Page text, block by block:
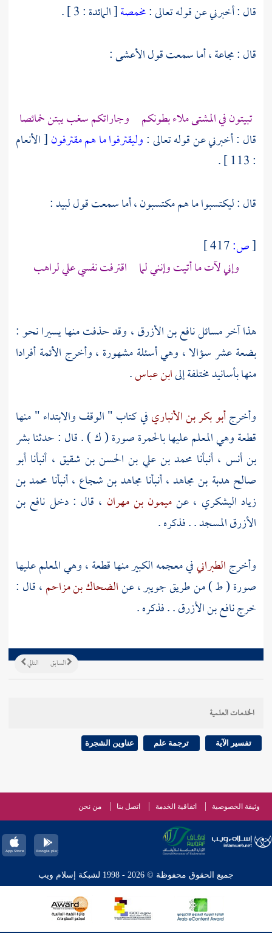
قال : أخبرني عن قوله تعالى :مخمصة[ المائدة : 3 ] .
قال : مجاعة ، أما سمعت قولالأعشى:
تبيتون في المشتى ملاء بطونكم وجاراتكم سغب يبتن خمائصا
قال : أخبرني عن قوله تعالى :وليقترفوا ما هم مقترفون[ الأنعام
: 113 ] .
قال : ليكتسبوا ما هم مكتسبون ، أما سمعت قوللبيد:
[ص:
وإني لآت ما أتيت وإنني لما اقترفت نفسي علي لراهب
هذا آخر مسائلنافع بن الأزرق، وقد حذفت منها يسيرا نحو :
بضعة عشر سؤالا ، وهي أسئلة مشهورة ، وأخرج الأئمة أفرادا
منها بأسانيد مختلفة إلىابن عباس.
وأخرجأبو بكر بن الأنباريفي كتاب " الوقف والابتداء " منها
قطعة وهي المعلم عليها بالحمرة صورة ( ك ) . قال : حدثنابشر
بن أنس ، أنبأنا محمد بن علي بن الحسن بن شقيق ، أنبأنا أبو
صالح هدبة بن مجاهد، أنبأنا مجاهد بن شجاع ، أنبأنا محمد بن
زياد اليشكري ، عنميمون بن مهران ، قال : دخل نافع بن
الأزرقالمسجد . . فذكره .
وأخرجالطبرانيفي معجمه الكبير منها قطعة ، وهي المعلم عليها
صورة ( ط ) من طريقجويبر، عنالضحاك بن مزاحم، قال :
خرجنافع بن الأزرق. . فذكره .
التالي السابق
الخدمات العلمية
تفسير الآية ترجمة علم عناوين الشجرة
وثيقة الخصوصية اتفاقية الخدمة اتصل بنا من نحن
جميع الحقوق محفوظة © 2026 - 1998 لشبكة إسلام ويب